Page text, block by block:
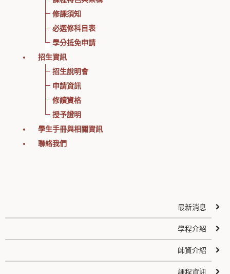
修課須知
必選修科目表
學分抵免申請
招生資訊
招生說明會
申請資訊
修讀資格
授予證明
學生手冊與相關資訊
聯絡我們
最新消息
學程介紹
師資介紹
課程資訊